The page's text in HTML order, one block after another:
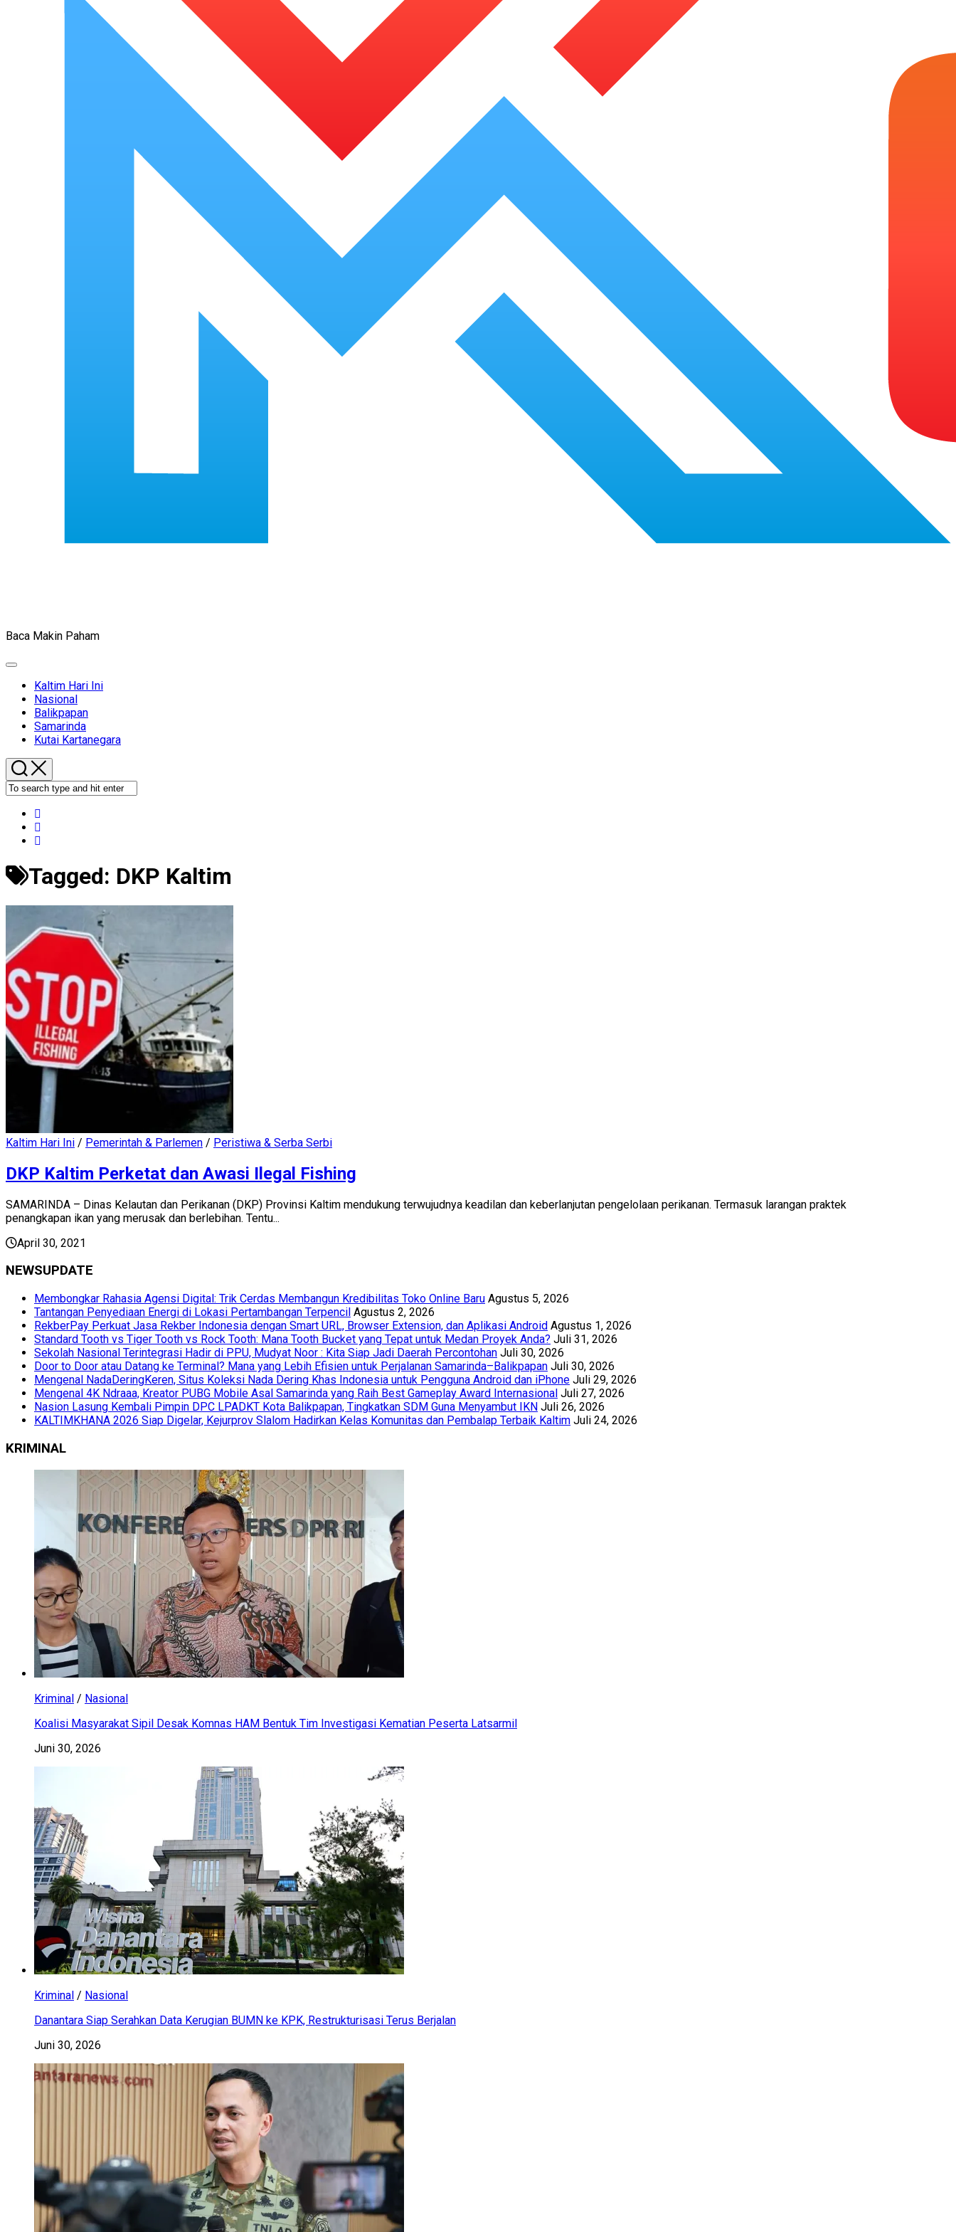
Baca Makin Paham
Expand
Kaltim Hari Ini
Nasional
Balikpapan
Samarinda
Kutai Kartanegara
Tagged: DKP Kaltim
Kaltim Hari Ini / Pemerintah & Parlemen / Peristiwa & Serba Serbi
DKP Kaltim Perketat dan Awasi Ilegal Fishing
SAMARINDA – Dinas Kelautan dan Perikanan (DKP) Provinsi Kaltim mendukung terwujudnya keadilan dan keberlanjutan pengelolaan perikanan. Termasuk larangan praktek
penangkapan ikan yang merusak dan berlebihan. Tentu...
April 30, 2021
NEWSUPDATE
Membongkar Rahasia Agensi Digital: Trik Cerdas Membangun Kredibilitas Toko Online Baru Agustus 5, 2026
Tantangan Penyediaan Energi di Lokasi Pertambangan Terpencil Agustus 2, 2026
RekberPay Perkuat Jasa Rekber Indonesia dengan Smart URL, Browser Extension, dan Aplikasi Android Agustus 1, 2026
Standard Tooth vs Tiger Tooth vs Rock Tooth: Mana Tooth Bucket yang Tepat untuk Medan Proyek Anda? Juli 31, 2026
Sekolah Nasional Terintegrasi Hadir di PPU, Mudyat Noor : Kita Siap Jadi Daerah Percontohan Juli 30, 2026
Door to Door atau Datang ke Terminal? Mana yang Lebih Efisien untuk Perjalanan Samarinda–Balikpapan Juli 30, 2026
Mengenal NadaDeringKeren, Situs Koleksi Nada Dering Khas Indonesia untuk Pengguna Android dan iPhone Juli 29, 2026
Mengenal 4K Ndraaa, Kreator PUBG Mobile Asal Samarinda yang Raih Best Gameplay Award Internasional Juli 27, 2026
Nasion Lasung Kembali Pimpin DPC LPADKT Kota Balikpapan, Tingkatkan SDM Guna Menyambut IKN Juli 26, 2026
KALTIMKHANA 2026 Siap Digelar, Kejurprov Slalom Hadirkan Kelas Komunitas dan Pembalap Terbaik Kaltim Juli 24, 2026
KRIMINAL
Kriminal / Nasional
Koalisi Masyarakat Sipil Desak Komnas HAM Bentuk Tim Investigasi Kematian Peserta Latsarmil
Juni 30, 2026
Kriminal / Nasional
Danantara Siap Serahkan Data Kerugian BUMN ke KPK, Restrukturisasi Terus Berjalan
Juni 30, 2026